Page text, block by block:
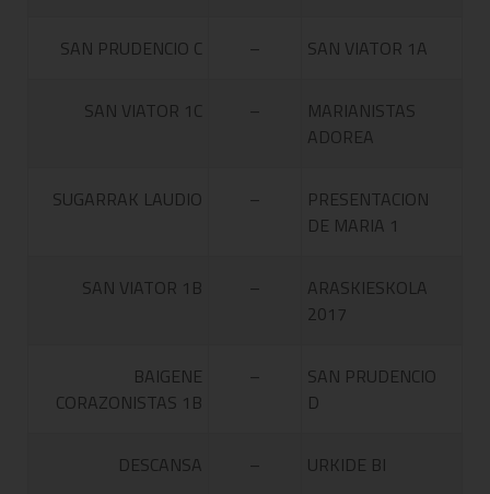
SAN PRUDENCIO C – SAN VIATOR 1A
SAN VIATOR 1C –
MARIANISTAS
ADOREA
SUGARRAK LAUDIO –
PRESENTACION
DE MARIA 1
SAN VIATOR 1B –
ARASKIESKOLA
2017
BAIGENE
CORAZONISTAS 1B
–
SAN PRUDENCIO
D
DESCANSA – URKIDE BI